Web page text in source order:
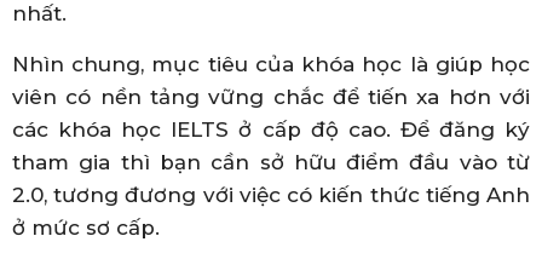
nhất.
Nhìn chung, mục tiêu của khóa học là giúp học
viên có nền tảng vững chắc để tiến xa hơn với
các khóa học IELTS ở cấp độ cao. Để đăng ký
tham gia thì bạn cần sở hữu điểm đầu vào từ
2.0, tương đương với việc có kiến thức tiếng Anh
ở mức sơ cấp.